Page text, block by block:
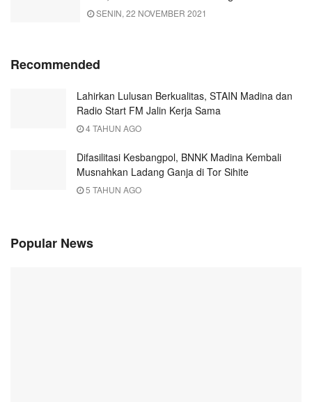
SENIN, 22 NOVEMBER 2021
Recommended
Lahirkan Lulusan Berkualitas, STAIN Madina dan
Radio Start FM Jalin Kerja Sama
4 TAHUN AGO
Difasilitasi Kesbangpol, BNNK Madina Kembali
Musnahkan Ladang Ganja di Tor Sihite
5 TAHUN AGO
Popular News